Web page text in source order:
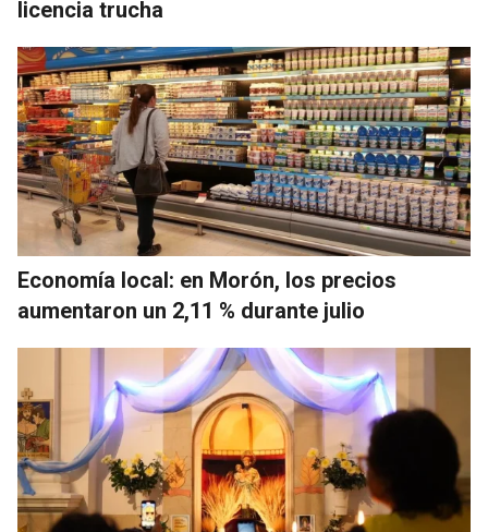
licencia trucha
Economía local: en Morón, los precios
aumentaron un 2,11 % durante julio